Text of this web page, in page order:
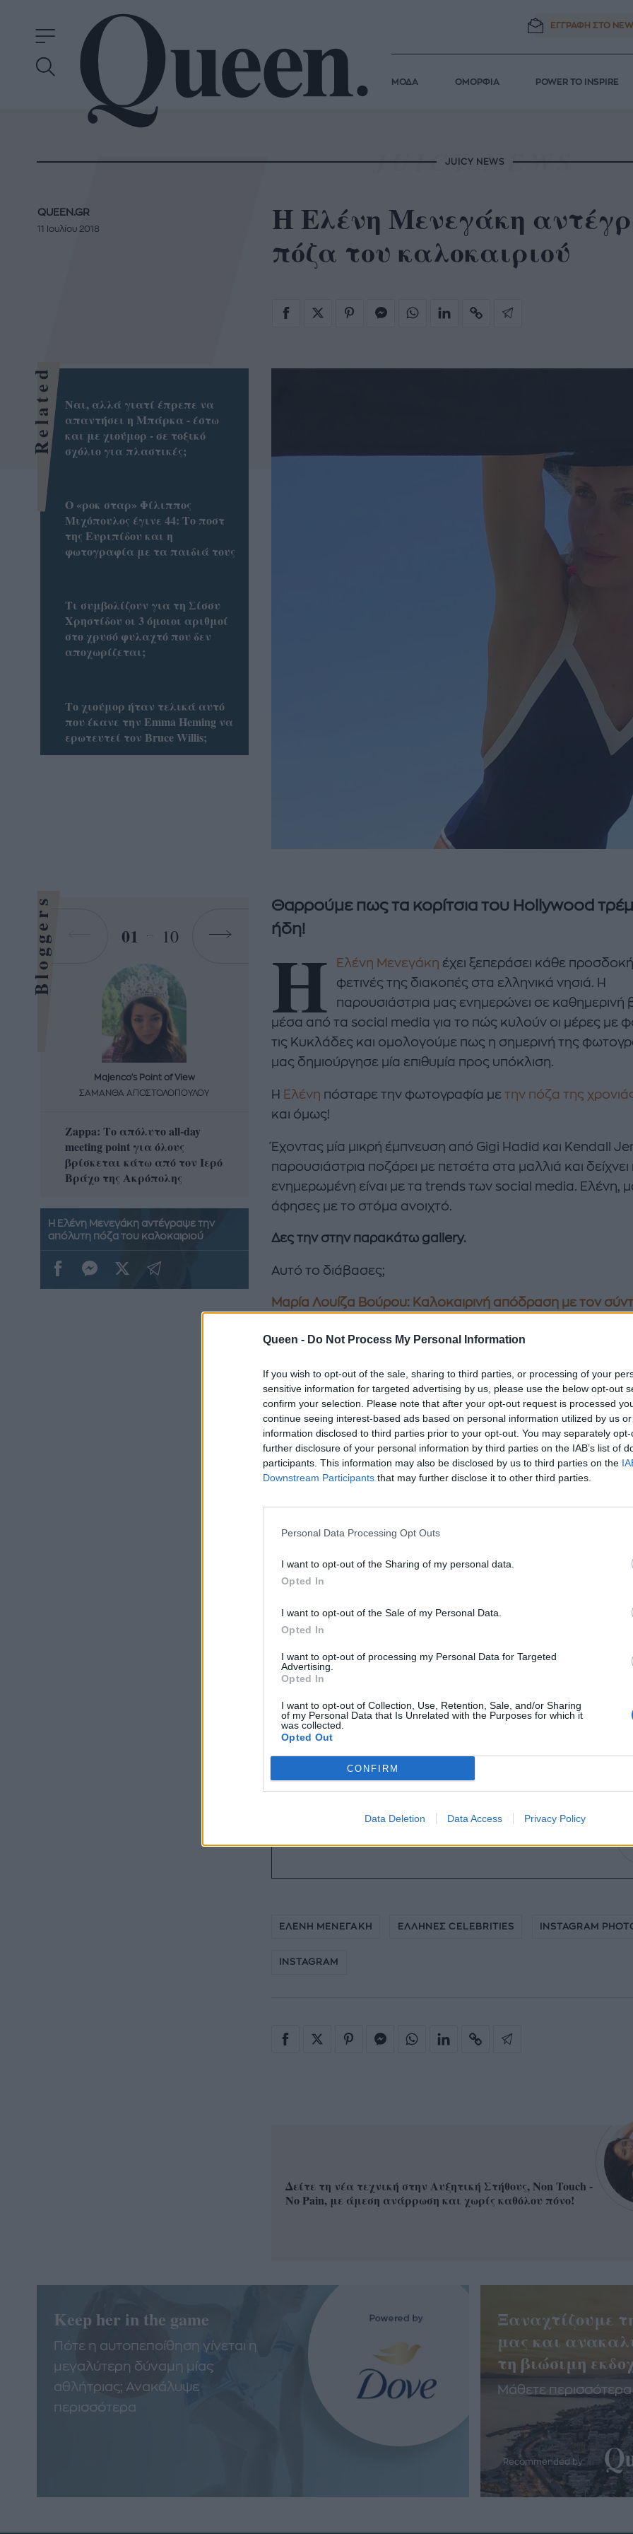
Queen - Do Not Process My Personal Information
If you wish to opt-out of the sale, sharing to third parties, or processing of your
sensitive information for targeted advertising by us, please use the below opt-out
confirm your selection. Please note that after your opt-out request is processed
continue seeing interest-based ads based on personal information utilized by us
information disclosed to third parties prior to your opt-out. You may separately
further disclosure of your personal information by third parties on the IAB’s list of
participants. This information may also be disclosed by us to third parties on the
Downstream Participants that may further disclose it to other third parties.
Personal Data Processing Opt Outs
I want to opt-out of the Sharing of my personal data.
Opted In
I want to opt-out of the Sale of my Personal Data.
Opted In
I want to opt-out of processing my Personal Data for Targeted
Advertising.
Opted In
I want to opt-out of Collection, Use, Retention, Sale, and/or Sharing
of my Personal Data that Is Unrelated with the Purposes for which it
was collected.
Opted Out
CONFIRM
Data Deletion Data Access Privacy Policy
ΕΓΓΡΑΦΗ ΣΤΟ
ΜΟΔΑ ΟΜΟΡΦΙΑ POWER TO INSPIRE
JUICY NEWS
Η Ελένη Μενεγάκη
πόζα του καλοκαιριού
QUEEN.GR
11 Ιουλίου 2018
Θαρρούμε πως τα κορίτσια του Hollywood
ήδη!
Η Ελένη Μενεγάκη έχει ξεπεράσει κάθε προσδοκή
φετινές της διακοπές στα ελληνικά νησιά. Η
παρουσιάστρια μας ενημερώνει σε καθημερινή
μέσα από τα social media για το πώς κυλούν οι μέρες με
τις Κυκλάδες και ομολογούμε πως η σημερινή της
μας δημιούργησε μία επιθυμία προς υπόκλιση.
Η Ελένη πόσταρε την φωτογραφία με την πόζα της
και όμως!
Έχοντας μία μικρή έμπνευση από Gigi Hadid και Kendall
παρουσιάστρια ποζάρει με πετσέτα στα μαλλιά και
ενημερωμένη είναι με τα trends των social media. Ελένη,
άφησες με το στόμα ανοιχτό.
Δες την στην παρακάτω gallery.
Αυτό το διάβασες;
Μαρία Λουίζα Βούρου: Καλοκαιρινή απόδραση με τον
Η Ελένη Μενεγάκη αντέγραψε την απόλυτη πόζα του καλοκαιριού
ΕΛΕΝΗ ΜΕΝΕΓΑΚΗ ΕΛΛΗΝΕΣ CELEBRITIES INSTAGRAM
INSTAGRAM
Related
Ναι, αλλά γιατί έπρεπε να
απαντήσει η Μπάρκα - έστω
και με χιούμορ - σε τοξικό
σχόλιο για πλαστικές;
Ο «ροκ σταρ» Φίλιππος
Μιχόπουλος έγινε 44: Το ποστ
της Ευριπίδου και η
φωτογραφία με τα παιδιά τους
Τι συμβολίζουν για τη Σίσσυ
Χρηστίδου οι 3 όμοιοι αριθμοί
στο χρυσό φυλαχτό που δεν
αποχωρίζεται;
Το χιούμορ ήταν τελικά αυτό
που έκανε την Emma Heming να
ερωτευτεί τον Bruce Willis;
Bloggers 01 10
Majenco's Point of View
ΣΑΜΑΝΘΑ ΑΠΟΣΤΟΛΟΠΟΥΛΟΥ
Zappa: Το απόλυτο all-day
meeting point για όλους
βρίσκεται κάτω από τον Ιερό
Βράχο της Ακρόπολης
ΣΑΜΑΝΘΑ ΑΠΟΣΤΟΛΟΠΟΥΛΟΥ
δροσερή σαλάτα με
καρπούζι, φέτα και φράουλες
που θα λατρέψετε
ΔΑΦΝΗ ΚΑΡΑΒΟΚΥΡΗ
έπαθα την πρώτη κρίση
πανικού νόμιζα πως θα
πεθάνω»
Η Ελένη Μενεγάκη αντέγραψε την
απόλυτη πόζα του καλοκαιριού
Δείτε τη νέα τεχνική στην Αυξητική Στήθους, Non Touch -
No Pain, με άμεση ανάρρωση και χωρίς καθόλου πόνο!
Keep her in the game
Πότε η αυτοπεποίθηση γίνεται η
μεγαλύτερη δύναμη μίας
αθλήτριας; Ανακάλυψε
περισσότερα
Ξαναχτίζουμε
μας και
τη βιώσιμη
Μάθετε περισσότερα
Recommended by